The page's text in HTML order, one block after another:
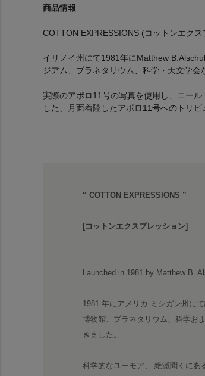
商品情報
COTTON EXPRESSIONS (コットンエクス
イリノイ州にて1981年にMatthew
ジアム、プラネタリウム、科学・天文学会
実際のアポロ11号の写真を使用し、ニー
した、月面着陸したアポロ11号へのトリビ
“ COTTON EXPRESSIONS ”
[コットンエクスプレッション]
Launched in 1981 by Matthew B.
1981 年にアメリカ ミシガン州に
博物館、プラネタリウム、科学お
きました。
科学的なユーモア、 絶滅聞くにあ